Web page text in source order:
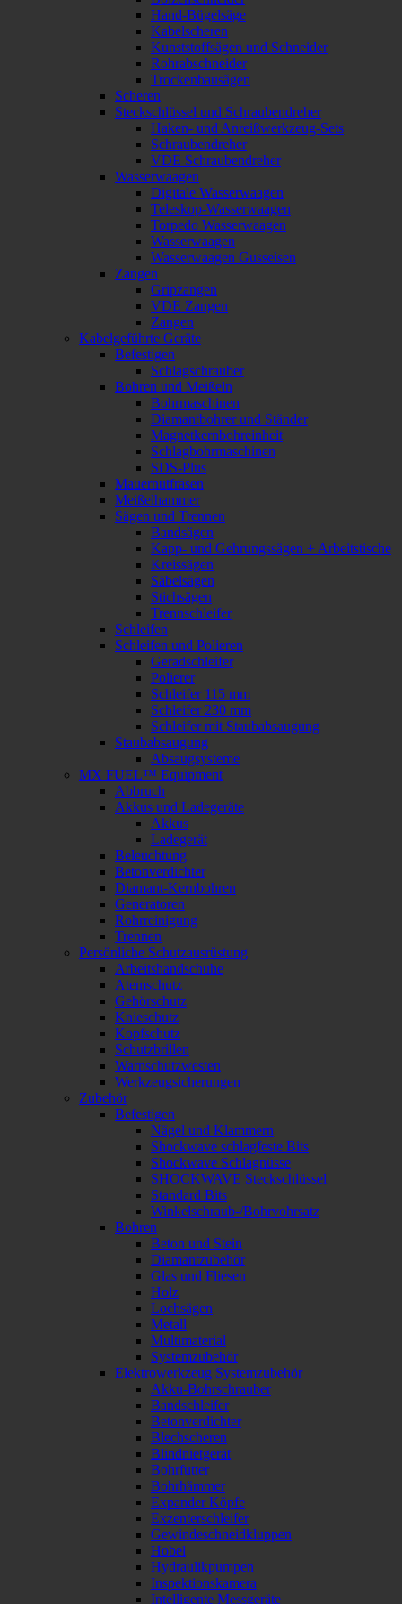
Hand-Bügelsäge
Kabelscheren
Kunststoffsägen und Schneider
Rohrabschneider
Trockenbausägen
Scheren
Steckschlüssel und Schraubendreher
Haken- und Anreißwerkzeug-Sets
Schraubendreher
VDE Schraubendreher
Wasserwaagen
Digitale Wasserwaagen
Teleskop-Wasserwaagen
Torpedo Wasserwaagen
Wasserwaagen
Wasserwaagen Gusseisen
Zangen
Gripzangen
VDE Zangen
Zangen
Kabelgeführte Geräte
Befestigen
Schlagschrauber
Bohren und Meißeln
Bohrmaschinen
Diamantbohrer und Ständer
Magnetkernbohreinheit
Schlagbohrmaschinen
SDS-Plus
Mauernutfräsen
Meißelhammer
Sägen und Trennen
Bandsägen
Kapp- und Gehrungssägen + Arbeitstische
Kreissägen
Säbelsägen
Stichsägen
Trennschleifer
Schleifen
Schleifen und Polieren
Geradschleifer
Polierer
Schleifer 115 mm
Schleifer 230 mm
Schleifer mit Staubabsaugung
Staubabsaugung
Absaugsysteme
MX FUEL™ Equipment
Abbruch
Akkus und Ladegeräte
Akkus
Ladegerät
Beleuchtung
Betonverdichter
Diamant-Kernbohren
Generatoren
Rohrreinigung
Trennen
Persönliche Schutzausrüstung
Arbeitshandschuhe
Atemschutz
Gehörschutz
Knieschutz
Kopfschutz
Schutzbrillen
Warnschutzwesten
Werkzeugsicherungen
Zubehör
Befestigen
Nägel und Klammern
Shockwave schlagfeste Bits
Shockwave Schlagnüsse
SHOCKWAVE Steckschlüssel
Standard Bits
Winkelschraub-/Bohrvohrsatz
Bohren
Beton und Stein
Diamantzubehör
Glas und Fliesen
Holz
Lochsägen
Metall
Multimaterial
Systemzubehör
Elektrowerkzeug Systemzubehör
Akku-Bohrschrauber
Bandschleifer
Betonverdichter
Blechscheren
Blindnietgerät
Bohrfutter
Bohrhämmer
Expander Köpfe
Exzenterschleifer
Gewindeschneidkluppen
Hobel
Hydraulikpumpen
Inspektionskamera
Intelligente Messgeräte